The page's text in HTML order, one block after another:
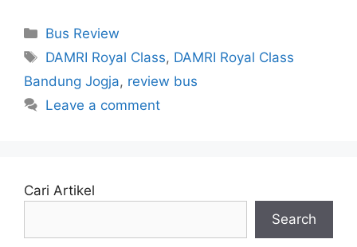
Categories
Bus Review
Tags
DAMRI Royal Class, DAMRI Royal Class
Bandung Jogja, review bus
Leave a comment
Cari Artikel
Search